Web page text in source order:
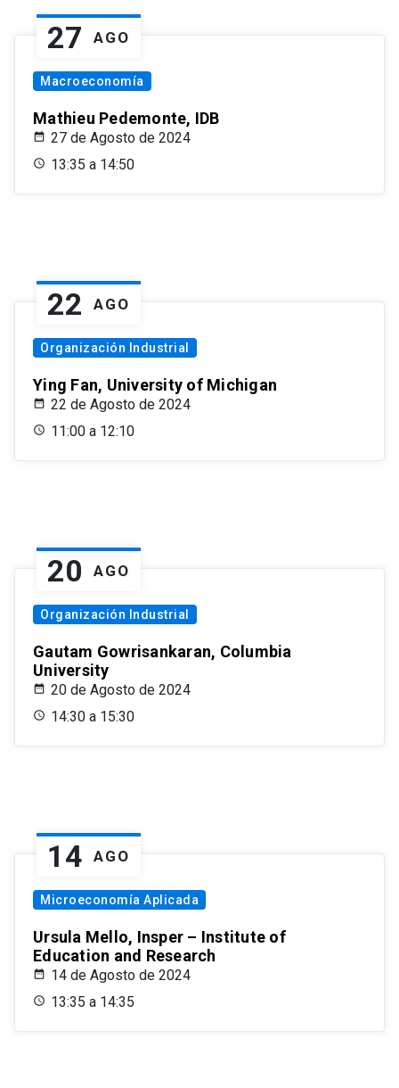
27 AGO
Macroeconomía
Mathieu Pedemonte, IDB
27 de Agosto de 2024
13:35 a 14:50
22 AGO
Organización Industrial
Ying Fan, University of Michigan
22 de Agosto de 2024
11:00 a 12:10
20 AGO
Organización Industrial
Gautam Gowrisankaran, Columbia
University
20 de Agosto de 2024
14:30 a 15:30
14 AGO
Microeconomía Aplicada
Ursula Mello, Insper – Institute of
Education and Research
14 de Agosto de 2024
13:35 a 14:35